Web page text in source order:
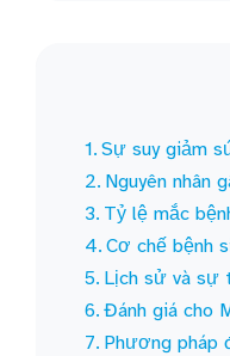
Sự suy giảm
Nguyên nhân
Tỷ lệ mắc
Cơ chế bệnh
Lịch sử và sự
Đánh giá cho
Phương pháp